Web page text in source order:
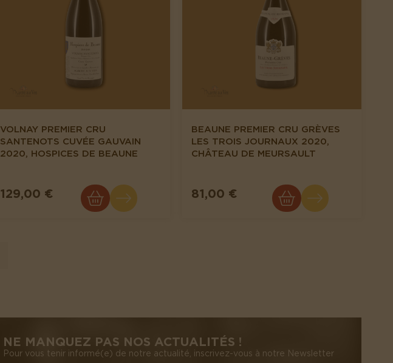
VOLNAY PREMIER CRU
SANTENOTS CUVÉE GAUVAIN
2020, HOSPICES DE BEAUNE
129,00 €
BEAUNE PREMIER CRU GRÈVES
LES TROIS JOURNAUX 2020,
CHÂTEAU DE MEURSAULT
81,00 €
NE MANQUEZ PAS NOS ACTUALITÉS !
Pour vous tenir informé(e) de notre actualité, inscrivez-vous à notre Newsletter